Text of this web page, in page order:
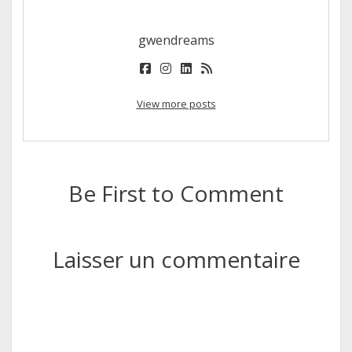
gwendreams
facebook
instagram
linkedin
rss
View more posts
Be First to Comment
Laisser un commentaire